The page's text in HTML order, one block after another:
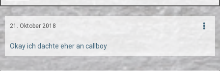
21. Oktober 2018
Okay ich dachte eher an callboy